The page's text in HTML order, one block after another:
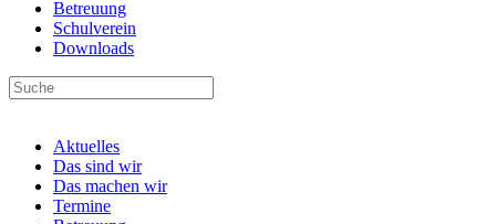
Betreuung
Schulverein
Downloads
Aktuelles
Das sind wir
Das machen wir
Termine